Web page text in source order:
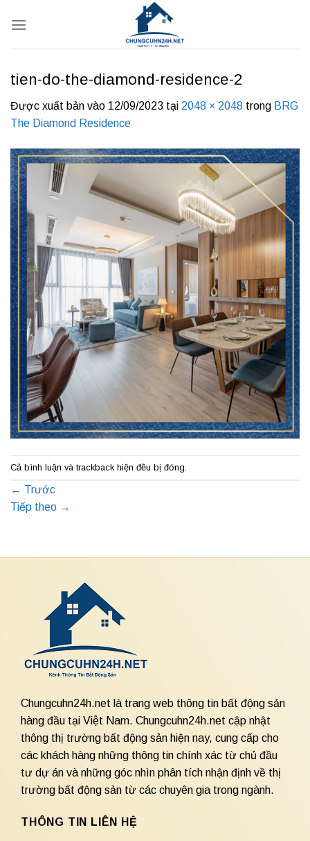
qua
tien-do-the-diamond-residence-2
Được xuất bản vào 12/09/2023 tại 2048 × 2048 trong BRG
The Diamond Residence
Cả bình luận và trackback hiện đều bị đóng.
← Trước
Tiếp theo →
Chungcuhn24h.net là trang web thông tin bất động sản
hàng đầu tại Việt Nam. Chungcuhn24h.net cập nhật
thông thị trường bất động sản hiện nay, cung cấp cho
các khách hàng những thông tin chính xác từ chủ đầu
tư dự án và những góc nhìn phân tích nhận định về thị
trường bất động sản từ các chuyên gia trong ngành.
THÔNG TIN LIÊN HỆ